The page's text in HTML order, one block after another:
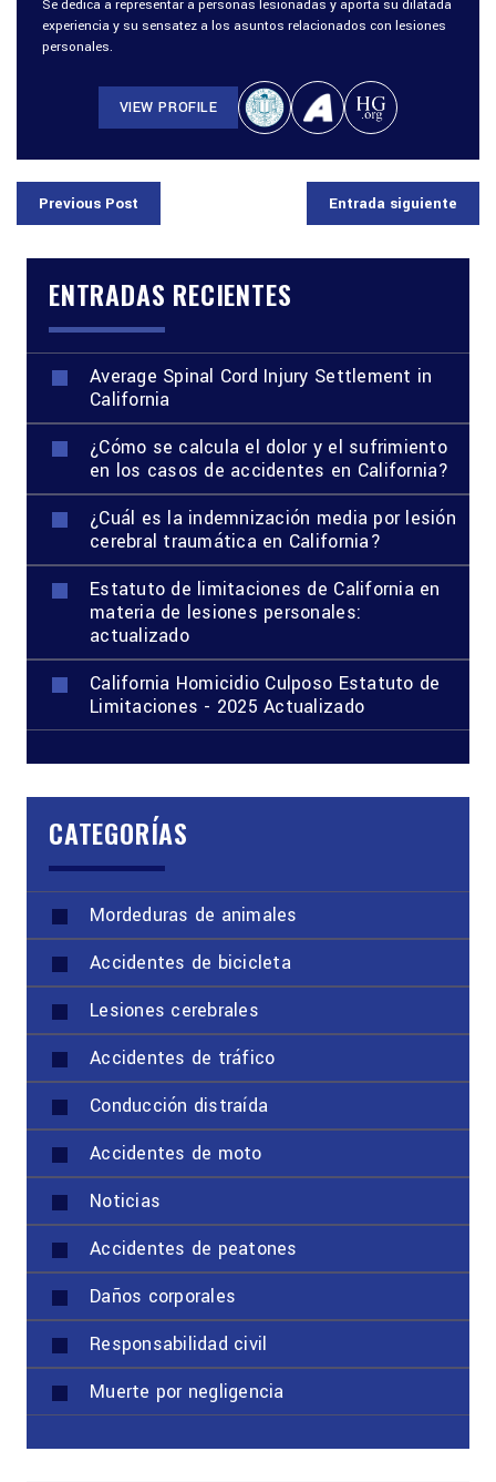
Se dedica a representar a personas lesionadas y aporta su dilatada
experiencia y su sensatez a los asuntos relacionados con lesiones
personales.
VIEW PROFILE
Previous Post Entrada siguiente
ENTRADAS RECIENTES
Average Spinal Cord Injury Settlement in
California
¿Cómo se calcula el dolor y el sufrimiento
en los casos de accidentes en California?
¿Cuál es la indemnización media por lesión
cerebral traumática en California?
Estatuto de limitaciones de California en
materia de lesiones personales:
actualizado
California Homicidio Culposo Estatuto de
Limitaciones - 2025 Actualizado
CATEGORÍAS
Mordeduras de animales
Accidentes de bicicleta
Lesiones cerebrales
Accidentes de tráfico
Conducción distraída
Accidentes de moto
Noticias
Accidentes de peatones
Daños corporales
Responsabilidad civil
Muerte por negligencia